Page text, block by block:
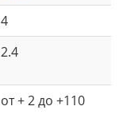
4
2.4
от + 2 до +110